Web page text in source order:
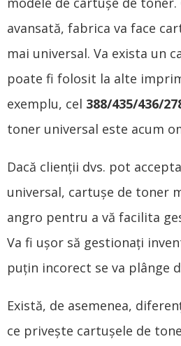
avansată, fabrica va face
mai universal. Va exista un
poate fi folosit la alte
exemplu, cel 388/435/436/
toner universal este acum
Dacă clienții dvs. pot
universal, cartușe de toner
angro pentru a vă facilita
Va fi ușor să gestionați
puțin incorect se va plânge
Există, de asemenea,
ce privește cartușele de